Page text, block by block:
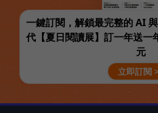
一鍵訂閱，解鎖最完整的 AI
代【夏日閱讀展】訂一年送一
元
立即訂閱